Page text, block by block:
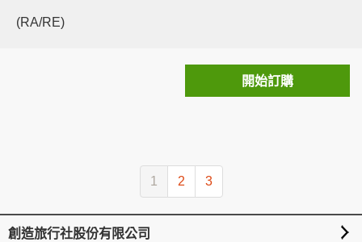
More
(RA/RE)
開始訂購
1 2 3
創造旅行社股份有限公司